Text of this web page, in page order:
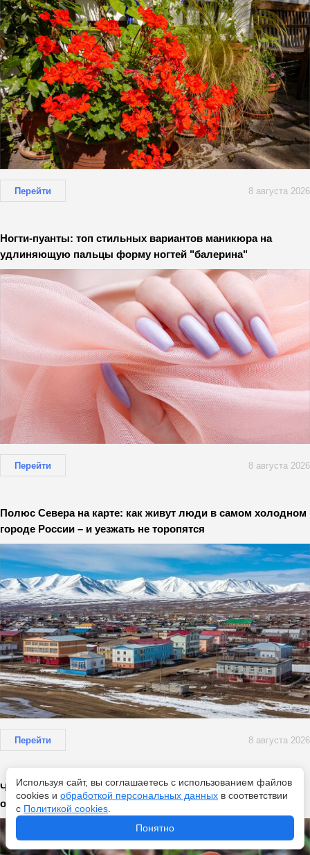
Перейти 8 августа 2026
Ногти-пуанты: топ стильных вариантов маникюра на
удлиняющую пальцы форму ногтей "балерина"
Перейти 8 августа 2026
Полюс Севера на карте: как живут люди в самом холодном
городе России – и уезжать не торопятся
Перейти 8 августа 2026
Черные лисички — литовские трюфели: миколог
объяснил, чем особенны эти грибы
Используя сайт, вы соглашаетесь с использованием файлов
cookies и обработкой персональных данных в соответствии
с Политикой cookies
Понятно